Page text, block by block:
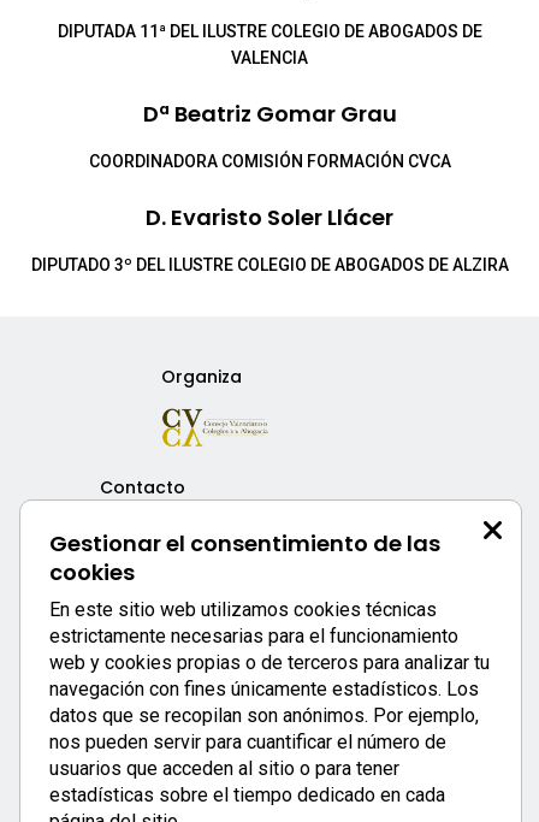
DIPUTADA 11ª DEL ILUSTRE COLEGIO DE ABOGADOS DE
VALENCIA
Dª Beatriz Gomar Grau
COORDINADORA COMISIÓN FORMACIÓN CVCA
D. Evaristo Soler Llácer
DIPUTADO 3º DEL ILUSTRE COLEGIO DE ABOGADOS DE ALZIRA
Gestionar el consentimiento de las
cookies
En este sitio web utilizamos cookies técnicas
estrictamente necesarias para el funcionamiento
web y cookies propias o de terceros para analizar tu
navegación con fines únicamente estadísticos. Los
datos que se recopilan son anónimos. Por ejemplo,
nos pueden servir para cuantificar el número de
usuarios que acceden al sitio o para tener
estadísticas sobre el tiempo dedicado en cada
Organiza
Contacto
secretaria@cvca.es| 96 351 53 35
FORMACIÓN
administracion@cvca.es| 96 351 03 03
INCIDENCIAS
letradoasesor@cvca.es
Secretaría técnica